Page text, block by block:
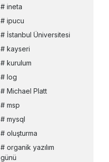
ineta
ipucu
İstanbul Üniversitesi
kayseri
kurulum
log
Michael Platt
msp
mysql
oluşturma
organik yazılım
günü